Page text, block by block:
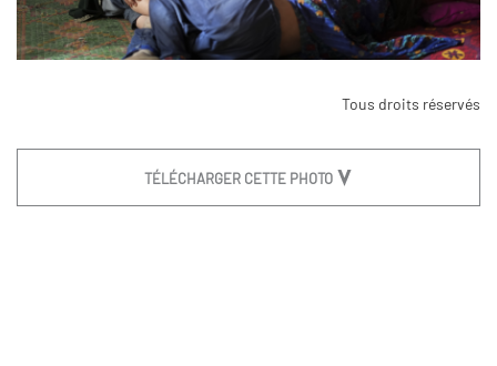
Tous droits réservés
TÉLÉCHARGER CETTE PHOTO